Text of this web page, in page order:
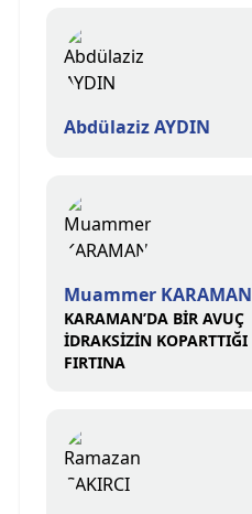
Abdülaziz AYDIN
Muammer KARAMAN
KARAMAN’DA BİR AVUÇ
İDRAKSİZİN KOPARTTIĞI
FIRTINA